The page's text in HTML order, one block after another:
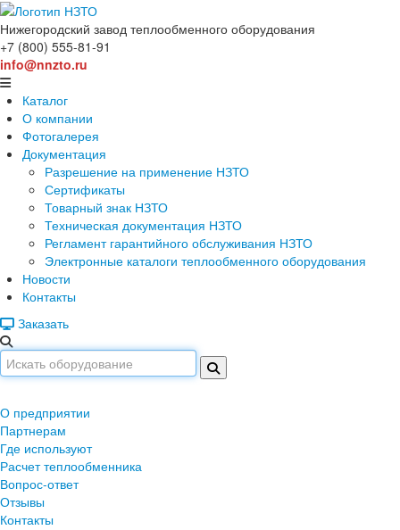
Нижегородский завод теплообменного оборудования
+7 (800) 555-81-91
info@nnzto.ru
Каталог
О компании
Фотогалерея
Документация
Разрешение на применение НЗТО
Сертификаты
Товарный знак НЗТО
Техническая документация НЗТО
Регламент гарантийного обслуживания НЗТО
Электронные каталоги теплообменного оборудования
Новости
Контакты
Заказать
О предприятии
Партнерам
Где используют
Расчет теплообменника
Вопрос-ответ
Отзывы
Контакты